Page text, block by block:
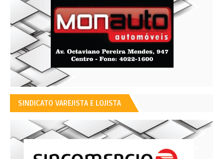
SINDICATO VAREJISTA E LOJISTA